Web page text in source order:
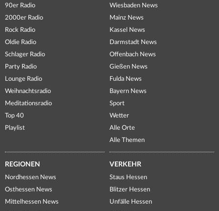
90er Radio
2000er Radio
Rock Radio
Oldie Radio
Schlager Radio
Party Radio
Lounge Radio
Weihnachtsradio
Meditationsradio
Top 40
Playlist
Wiesbaden News
Mainz News
Kassel News
Darmstadt News
Offenbach News
Gießen News
Fulda News
Bayern News
Sport
Wetter
Alle Orte
Alle Themen
REGIONEN
Nordhessen News
Osthessen News
Mittelhessen News
VERKEHR
Staus Hessen
Blitzer Hessen
Unfälle Hessen